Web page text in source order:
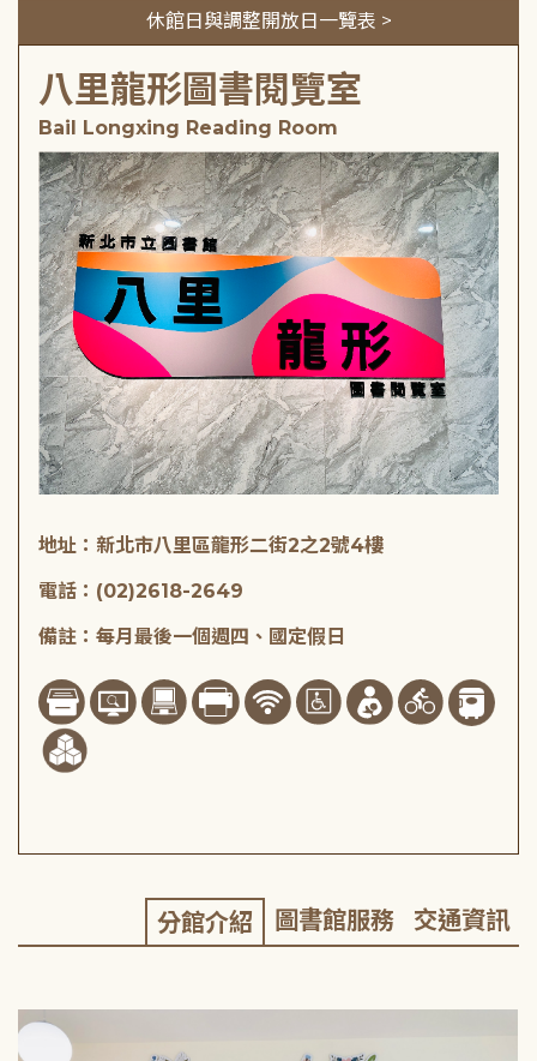
休館日與調整開放日一覽表 >
八里龍形圖書閱覽室
Bail Longxing Reading Room
地址：新北市八里區龍形二街2之2號4樓
電話：(02)2618-2649
備註：每月最後一個週四、國定假日
分館介紹 圖書館服務 交通資訊